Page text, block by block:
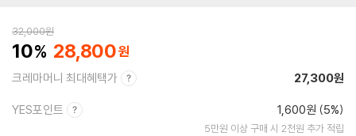
32,000원
10 28,800
크레마머니 최대혜택가 27,300원
YES포인트 1,600원 (5%)
5만원 이상 구매 시 2천원 추가 적립